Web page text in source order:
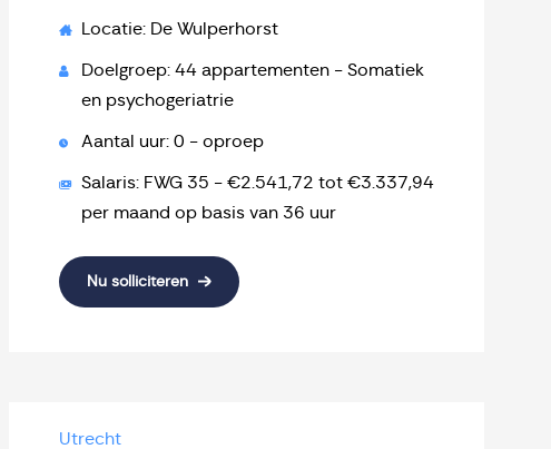
Locatie: De Wulperhorst
Doelgroep: 44 appartementen - Somatiek
en psychogeriatrie
Aantal uur: 0 - oproep
Salaris: FWG 35 - €2.541,72 tot €3.337,94
per maand op basis van 36 uur
Nu solliciteren
Utrecht